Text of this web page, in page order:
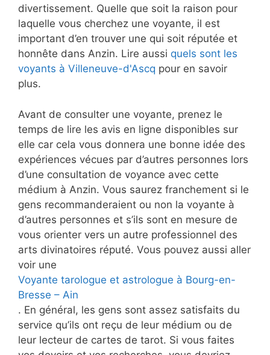
divertissement. Quelle que soit la raison pour
laquelle vous cherchez une voyante, il est
important d’en trouver une qui soit réputée et
honnête dans Anzin. Lire aussi quels sont les
voyants à Villeneuve-d'Ascq pour en savoir
plus.
Avant de consulter une voyante, prenez le
temps de lire les avis en ligne disponibles sur
elle car cela vous donnera une bonne idée des
expériences vécues par d’autres personnes lors
d’une consultation de voyance avec cette
médium à Anzin. Vous saurez franchement si le
gens recommanderaient ou non la voyante à
d’autres personnes et s’ils sont en mesure de
vous orienter vers un autre professionnel des
arts divinatoires réputé. Vous pouvez aussi aller
voir une
Voyante tarologue et astrologue à Bourg-en-
Bresse – Ain
. En général, les gens sont assez satisfaits du
service qu’ils ont reçu de leur médium ou de
leur lecteur de cartes de tarot. Si vous faites